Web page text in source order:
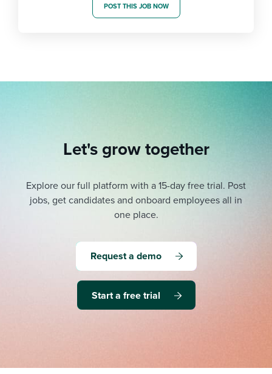
POST THIS JOB NOW
Let's grow together
Explore our full platform with a 15-day free trial. Post
jobs, get candidates and onboard employees all in
one place.
Request a demo
Start a free trial